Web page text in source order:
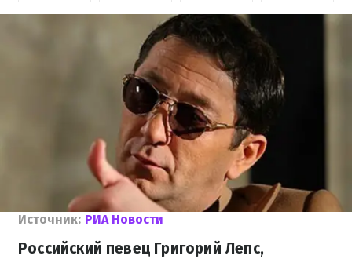
Источник: РИА Новости
Российский певец Григорий Лепс,